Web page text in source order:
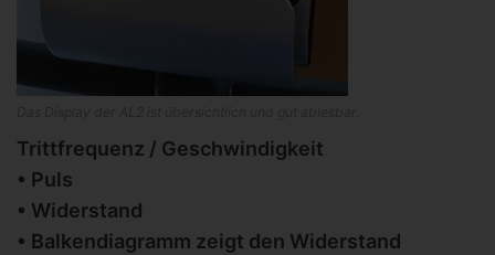
Trittfrequenz / Geschwindigkeit
• Puls
• Widerstand
• Balkendiagramm zeigt den Widerstand